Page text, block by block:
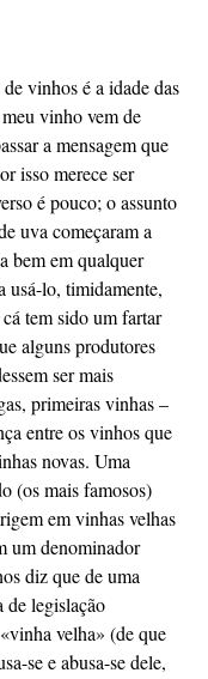
vinhos é a idade das
vinho vem de
a mensagem que
isso merece ser
é pouco; o assunto
uva começaram a
bem em qualquer
usá-lo, timidamente,
tem sido um fartar
alguns produtores
ser mais
primeiras vinhas –
entre os vinhos que
novas. Uma
(os mais famosos)
em vinhas velhas
um denominador
diz que de uma
legislação
velha» (de que
se e abusa-se dele,